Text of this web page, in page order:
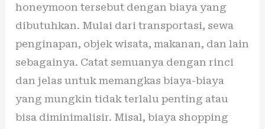
honeymoon tersebut dengan biaya yang
dibutuhkan. Mulai dari transportasi, sewa
penginapan, objek wisata, makanan, dan lain
sebagainya. Catat semuanya dengan rinci
dan jelas untuk memangkas biaya-biaya
yang mungkin tidak terlalu penting atau
bisa diminimalisir. Misal, biaya shopping